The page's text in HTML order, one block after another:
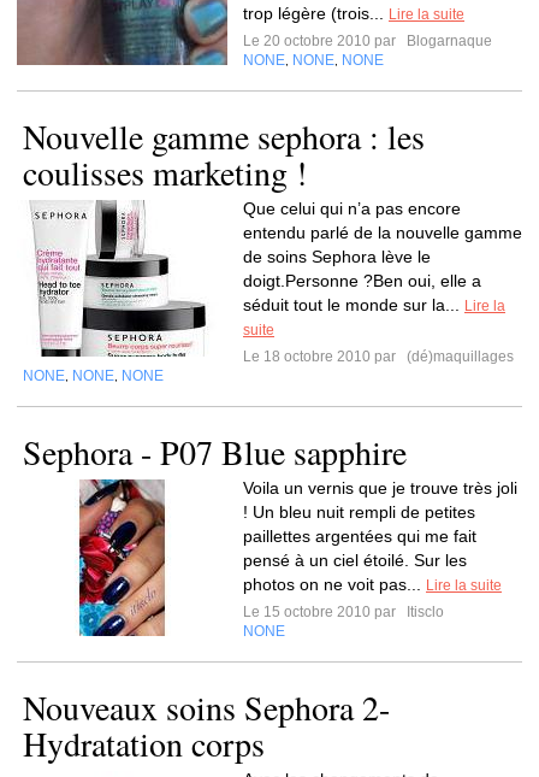
trop légère (trois...
Lire la suite
Le 20 octobre 2010 par
Blogarnaque
NONE NONE NONE
Nouvelle gamme sephora : les
coulisses marketing !
Que celui qui n’a pas encore
entendu parlé de la nouvelle gamme
de soins Sephora lève le
doigt.Personne ?Ben oui, elle a
séduit tout le monde sur la...
Lire la
suite
Le 18 octobre 2010 par
(dé)maquillages
NONE NONE NONE
Sephora - P07 Blue sapphire
Voila un vernis que je trouve très joli
! Un bleu nuit rempli de petites
paillettes argentées qui me fait
pensé à un ciel étoilé. Sur les
photos on ne voit pas...
Lire la suite
Le 15 octobre 2010 par
Itisclo
NONE
Nouveaux soins Sephora 2-
Hydratation corps